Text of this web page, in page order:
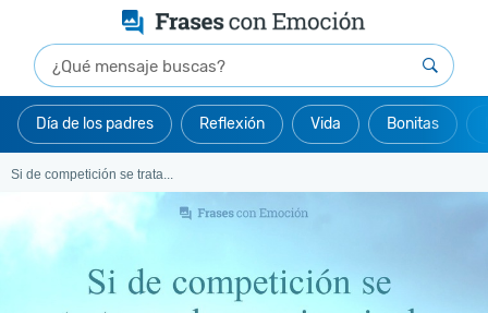
Día de los padres Reflexión Vida Bonitas
Si de competición se trata...